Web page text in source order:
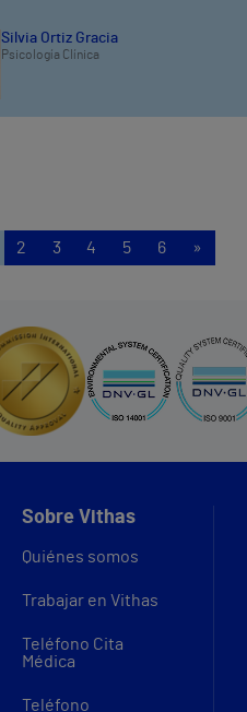
Silvia Ortiz Gracia
Psicología Clínica
2 3 4 5 6 »
Sobre Vithas
Quiénes somos
Trabajar en Vithas
Teléfono Cita
Médica
Teléfono